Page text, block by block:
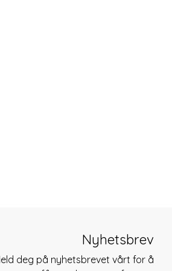
Nyhetsbrev
deg på nyhetsbrevet vårt for å